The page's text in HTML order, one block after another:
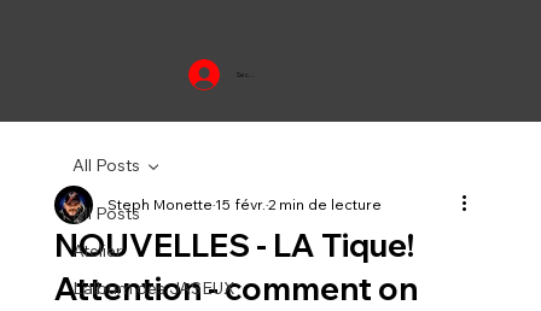
Se connecter
All Posts
Atelier
L'album des JASEUX
All Posts
NOUVELLES - LA Tique!
Attention - comment on
Steph Monette15 févr.2 min de lecture